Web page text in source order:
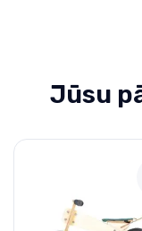
Jūsu